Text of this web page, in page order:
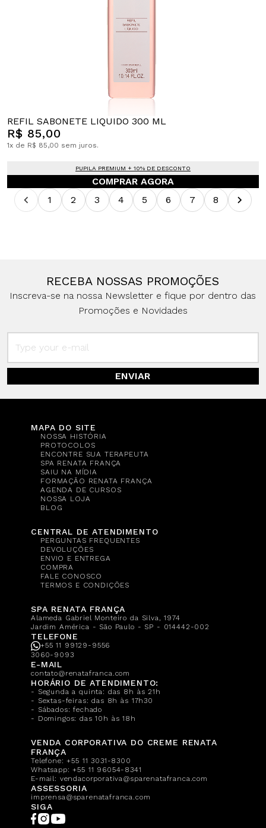
REFIL SABONETE LIQUIDO 300 ML
R$ 85,00
1x de R$ 85,00 sem juros.
PUPILA PREMIUM + 10% DE DESCONTO
COMPRAR AGORA
1
2 3 4 5 6 7 8
RECEBA NOSSAS PROMOÇÕES
Inscreva-se na nossa Newsletter e fique por dentro das
Promoções e Novidades
ENVIAR
MAPA DO SITE
NOSSA HISTÓRIA
PROTOCOLOS
ENCONTRE SUA TERAPEUTA
SPA RENATA FRANÇA
SAIU NA MÍDIA
FORMAÇÃO RENATA FRANÇA
AGENDA DE CURSOS
NOSSA LOJA
BLOG
CENTRAL DE ATENDIMENTO
PERGUNTAS FREQUENTES
DEVOLUÇÕES
ENVIO E ENTREGA
COMPRA
FALE CONOSCO
TERMOS E CONDIÇÕES
SPA RENATA FRANÇA
Alameda Gabriel Monteiro da Silva, 1974
Jardim América - São Paulo - SP - 014442-002
TELEFONE
+55 11 99129-9556
3060-9093
E-MAIL
contato@renatafranca.com
HORÁRIO DE ATENDIMENTO:
- Segunda a quinta: das 8h às 21h
- Sextas-feiras: das 8h às 17h30
- Sábados: fechado
- Domingos: das 10h às 18h
VENDA CORPORATIVA DO CREME RENATA
FRANÇA
Telefone:+55 11 3031-8300
Whatsapp:+55 11 96054-8341
E-mail: vendacorporativa@sparenatafranca.com
ASSESSORIA
imprensa@sparenatafranca.com
SIGA